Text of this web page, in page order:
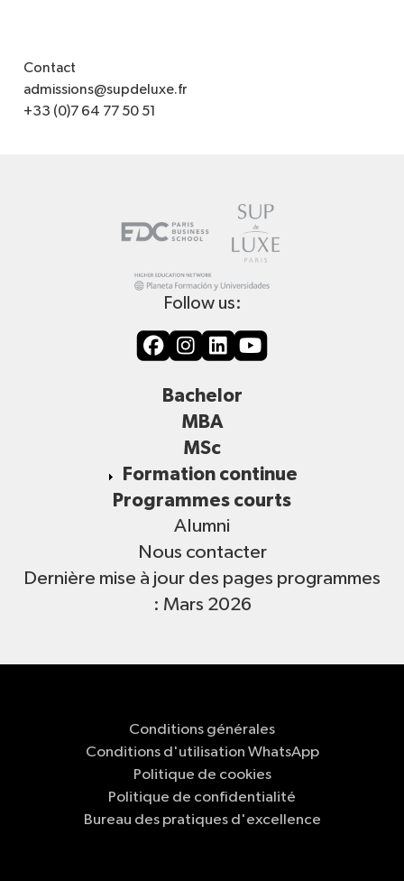
Contact
admissions@supdeluxe.fr
+33 (0)7 64 77 50 51
Follow us:
Bachelor
MBA
MSc
Formation continue
Programmes courts
Alumni
Nous contacter
Dernière mise à jour des pages programmes
: Mars 2026
Conditions générales
Conditions d'utilisation WhatsApp
Politique de cookies
Politique de confidentialité
Bureau des pratiques d'excellence